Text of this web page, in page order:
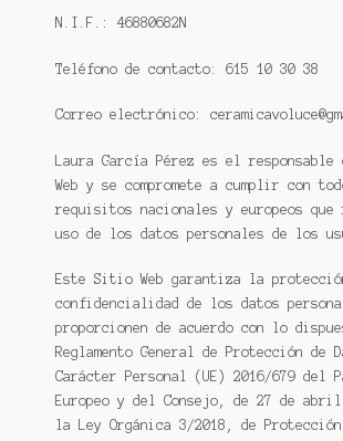
N.I.F.: 46880682N
Teléfono de contacto: 615 10 30 38
Correo electrónico:
Laura García Pérez es el
Web y se compromete a cumplir con
requisitos nacionales y europeos que
uso de los datos personales de los
Este Sitio Web garantiza la
confidencialidad de los datos
proporcionen de acuerdo con lo
Reglamento General de Protección de
Carácter Personal (UE) 2016/679 del
Europeo y del Consejo, de 27 de
la Ley Orgánica 3/2018, de Protección